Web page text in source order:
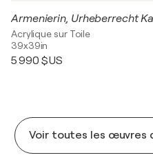
Acrylique sur Toile
39x39in
5 990 $US
Voir toutes les œuvres